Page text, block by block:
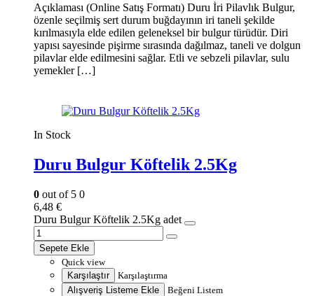
Açıklaması (Online Satış Formatı) Duru İri Pilavlık Bulgur,
özenle seçilmiş sert durum buğdayının iri taneli şekilde
kırılmasıyla elde edilen geleneksel bir bulgur türüdür. Diri
yapısı sayesinde pişirme sırasında dağılmaz, taneli ve dolgun
pilavlar elde edilmesini sağlar. Etli ve sebzeli pilavlar, sulu
yemekler […]
In Stock
Duru Bulgur Köftelik 2.5Kg
0 out of 5 0
6,48 €
Duru Bulgur Köftelik 2.5Kg adet
Sepete Ekle
Quick view
Karşılaştır
Karşılaştırma
Alışveriş Listeme Ekle
Beğeni Listem